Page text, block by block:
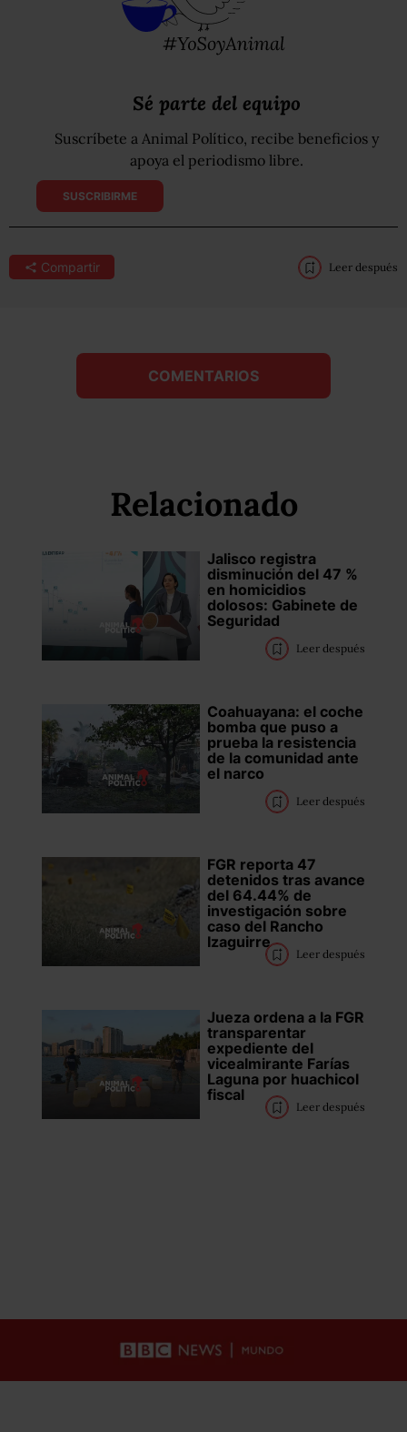
Sé parte del equipo
Suscríbete a Animal Político, recibe beneficios y
apoya el periodismo libre.
SUSCRIBIRME
Compartir Leer después
COMENTARIOS
Relacionado
Jalisco registra
disminución del 47 %
en homicidios
dolosos: Gabinete de
Seguridad
Leer después
Coahuayana: el coche
bomba que puso a
prueba la resistencia
de la comunidad ante
el narco
Leer después
FGR reporta 47
detenidos tras avance
del 64.44% de
investigación sobre
caso del Rancho
Izaguirre
Leer después
Jueza ordena a la FGR
transparentar
expediente del
vicealmirante Farías
Laguna por huachicol
fiscal
Leer después